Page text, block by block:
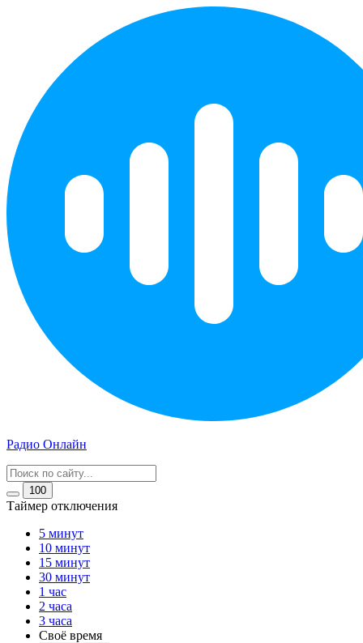
Радио Онлайн
100
Таймер отключения
5 минут
10 минут
15 минут
30 минут
1 час
2 часа
3 часа
Своё время